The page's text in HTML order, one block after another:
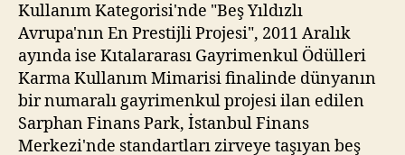
Kullanım Kategorisi'nde "Beş Yıldızlı
Avrupa'nın En Prestijli Projesi", 2011 Aralık
ayında ise Kıtalararası Gayrimenkul Ödülleri
Karma Kullanım Mimarisi finalinde dünyanın
bir numaralı gayrimenkul projesi ilan edilen
Sarphan Finans Park, İstanbul Finans
Merkezi'nde standartları zirveye taşıyan beş